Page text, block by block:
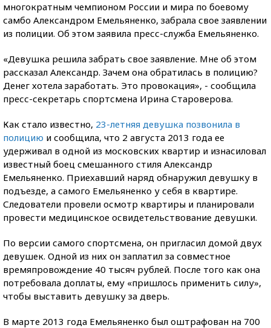
многократным чемпионом России и мира по боевому
самбо Александром Емельяненко, забрала свое заявлении
из полиции. Об этом заявила пресс-служба Емельяненко.
«Девушка решила забрать свое заявление. Мне об этом
рассказал Александр. Зачем она обратилась в полицию?
Денег хотела заработать. Это провокация», - сообщила
пресс-секретарь спортсмена Ирина Староверова.
Как стало известно, 23-летняя девушка позвонила в
полицию и сообщила, что 2 августа 2013 года ее
удерживал в одной из московских квартир и изнасиловал
известный боец смешанного стиля Александр
Емельяненко. Приехавший наряд обнаружил девушку в
подъезде, а самого Емельяненко у себя в квартире.
Следователи провели осмотр квартиры и планировали
провести медицинское освидетельствование девушки.
По версии самого спортсмена, он пригласил домой двух
девушек. Одной из них он заплатил за совместное
времяпровождение 40 тысяч рублей. После того как она
потребовала доплаты, ему «пришлось применить силу»,
чтобы выставить девушку за дверь.
В марте 2013 года Емельяненко был оштрафован на 700